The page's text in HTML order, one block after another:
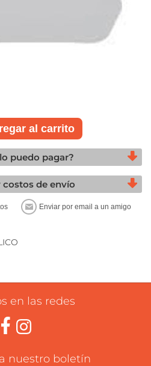
puedo pagar?
costos de envío
en las redes
nuestro boletín